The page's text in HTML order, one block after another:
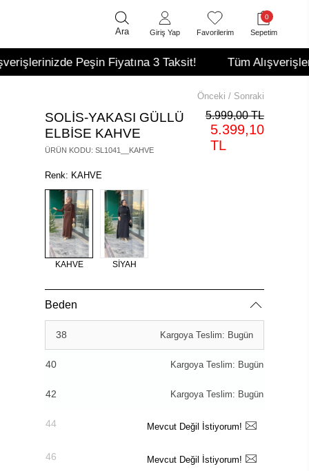
Peşin Fiyatına 3 Taksit! Tüm Alışverişlerinizde
Ara Giriş Yap Favorilerim
0
Sepetim
Önceki / Sonraki
SOLİS-YAKASI GÜLLÜ
ELBİSE KAHVE
ÜRÜN KODU: SL1041__KAHVE
5.999,00 TL
5.399,10
TL
Renk: KAHVE
KAHVE SİYAH
Beden
38 Kargoya Teslim: Bugün
40 Kargoya Teslim: Bugün
42 Kargoya Teslim: Bugün
44 Mevcut Değil İstiyorum!
46 Mevcut Değil İstiyorum!